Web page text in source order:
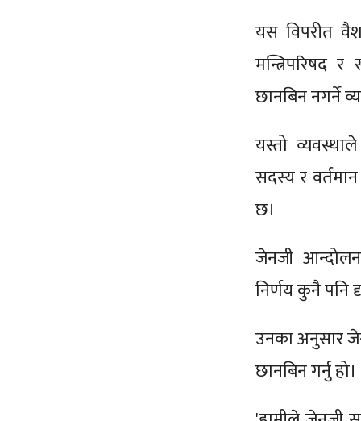
यस विपरीत
मन्त्रिपरिषद
छानबिन नगर्ने
यस्तो
सदस्य र
छ।
जेनजी
निर्णय कुनै पनि
उनका अनुसार
छानबिन गर्नु